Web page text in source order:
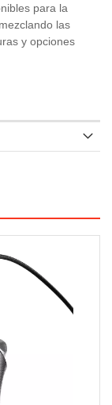
para la
las
y opciones